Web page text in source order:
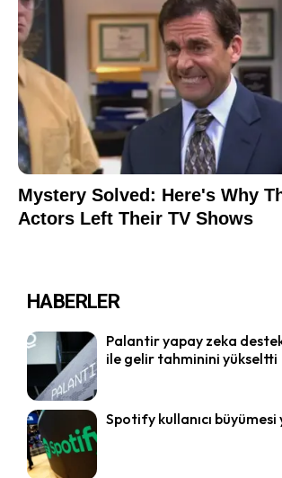
HABERLER
Palantir yapay zeka
ile gelir tahminini yükseltti
Spotify kullanıcı büyümesi